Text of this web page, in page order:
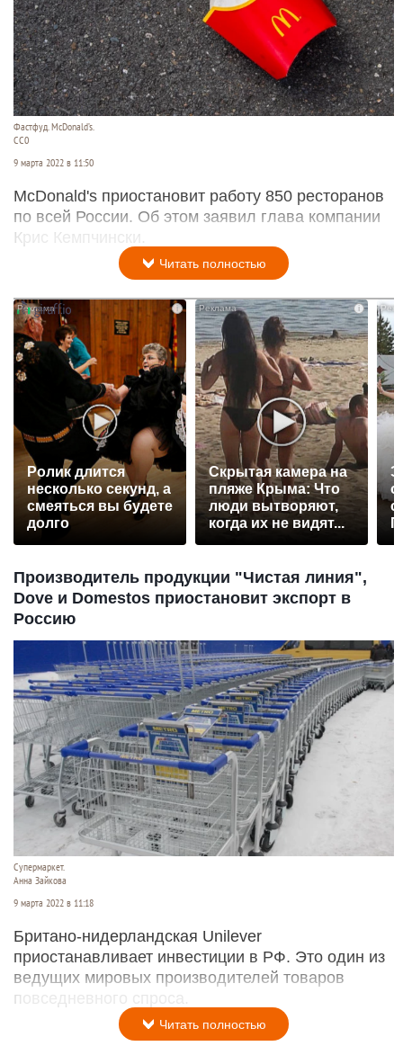
Фастфуд. McDonald’s.
CC0
9 марта 2022 в 11:50
McDonald's приостановит работу 850 ресторанов
по всей России. Об этом заявил глава компании
Крис Кемпчински.
Читать полностью
Ролик длится
несколько секунд, а
смеяться вы будете
долго
i
Скрытая камера на
пляже Крыма: Что
люди вытворяют,
когда их не видят...
Производитель продукции "Чистая линия",
Dove и Domestos приостановит экспорт в
Россию
Супермаркет.
Анна Зайкова
9 марта 2022 в 11:18
Британо-нидерландская Unilever
приостанавливает инвестиции в РФ. Это один из
ведущих мировых производителей товаров
повседневного спроса.
Читать полностью